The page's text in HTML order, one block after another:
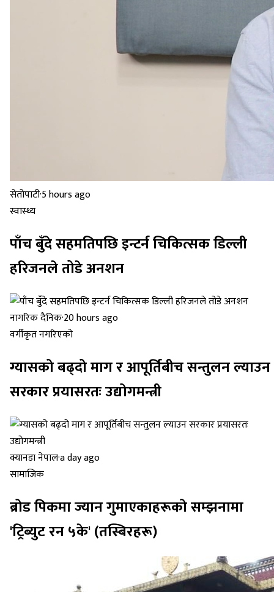
सेतोपाटी·5 hours ago
स्वास्थ्य
पाँच बुँदे सहमतिपछि इन्टर्न चिकित्सक डिल्ली
हरिजनले तोडे अनशन
नागरिक दैनिक·20 hours ago
वर्गीकृत नगरिएको
ग्यासको बढ्दो माग र आपूर्तिबीच सन्तुलन ल्याउन
सरकार प्रयासरतः उद्योगमन्त्री
क्यानडा नेपाल·a day ago
सामाजिक
ब्रोड पिकमा ज्यान गुमाएकाहरूको सम्झनामा
'ट्रिब्युट रन ५के' (तस्बिरहरू)